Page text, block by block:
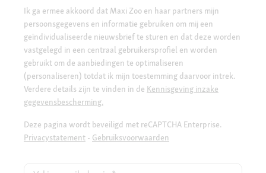
Ik ga ermee akkoord dat Maxi Zoo en haar partners mijn
persoonsgegevens en informatie gebruiken om mij een
geïndividualiseerde nieuwsbrief te sturen en dat deze worden
vastgelegd in een centraal gebruikersprofiel en worden
gebruikt om de aanbiedingen te optimaliseren
(personaliseren) totdat ik mijn toestemming daarvoor intrek.
Verdere details zijn te vinden in de Kennisgeving inzake
gegevensbescherming.
Deze pagina wordt beveiligd met reCAPTCHA Enterprise.
Privacystatement - Gebruiksvoorwaarden